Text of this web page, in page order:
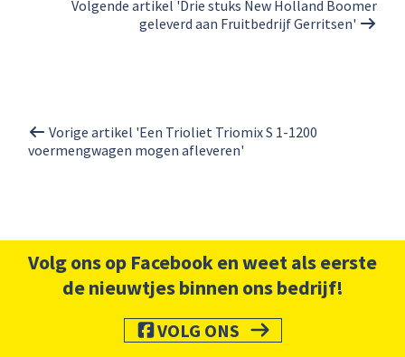
Volgende artikel 'Drie stuks New Holland Boomer
geleverd aan Fruitbedrijf Gerritsen'
Vorige artikel 'Een Trioliet Triomix S 1-1200
voermengwagen mogen afleveren'
Volg ons op Facebook en weet als eerste
de nieuwtjes binnen ons bedrijf!
VOLG ONS